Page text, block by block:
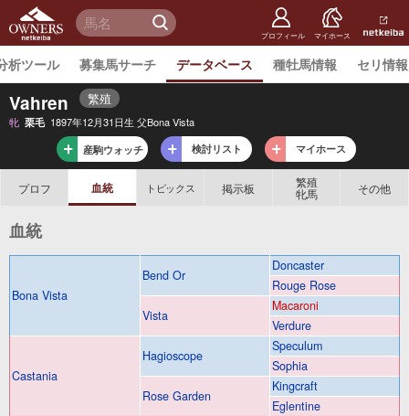
netkeiba
オーナー
ズ プロフィール マイホース
析ツール 募集馬サーチ データベース 種牡馬情報 セリ情報
Vahren 繁殖
牝 栗毛 1897年12月31日生 父Bona Vista
産駒ウォッチ 検討リスト マイホース
プロフ 血統 トピックス 掲示板 繁殖
牝馬 その他
血統
Bona Vista
Bend Or
Doncaster
Rouge Rose
Vista
Macaroni
Verdure
Castania
Hagioscope
Speculum
Sophia
Rose Garden
Kingcraft
Eglentine